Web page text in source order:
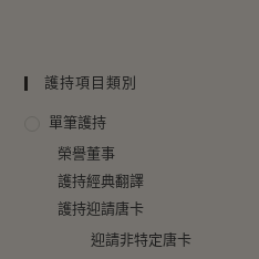
護持項目類別
單筆護持
榮譽董事
護持經典翻譯
護持迎請唐卡
迎請非特定唐卡